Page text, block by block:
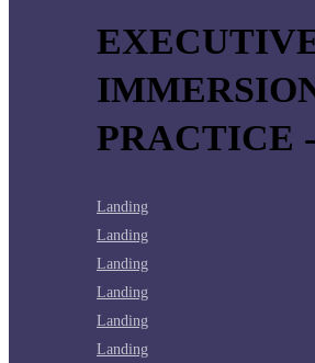
PRACTICE
Landing
Landing
Landing
Landing
Landing
Landing